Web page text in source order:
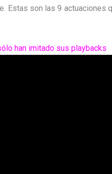
Estas son las 9 actuaciones
han imitado sus playbacks